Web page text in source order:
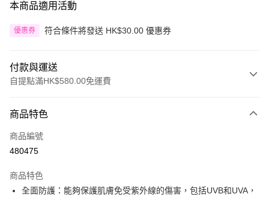
本商品適用活動
優惠券 符合條件將發送 HK$30.00 優惠券
付款與運送
自提點滿HK$580.00免運費
信用卡
Apple Pay
AlipayHK
商品特色
商品編號
480475
商品特色
全面防護：能夠保護肌膚免受紫外線的傷害，包括UVB和UVA，